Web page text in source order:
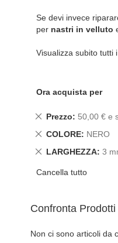
Se devi invece
per nastri in velluto
Visualizza subito tutti
Ora acquista per
Prezzo 50,00 € e
Rimuovi
articolo
COLORE NERO
Rimuovi
articolo
LARGHEZZA 3
Rimuovi
articolo
Cancella tutto
Confronta Prodotti
Non ci sono articoli da